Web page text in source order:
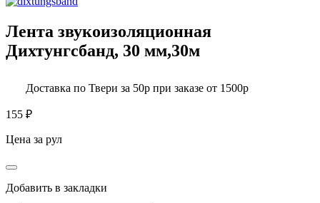
Лента звукоизоляционная
Дихтунгсбанд, 30 мм,30м
Доставка по Твери за 50р при заказе от 1500р
155 ₽
Цена за рул
Добавить в закладки